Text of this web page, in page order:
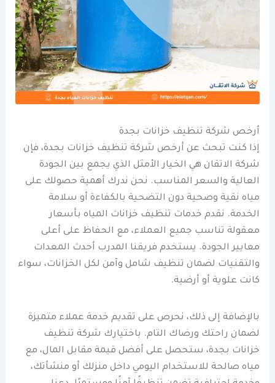
أرخص شركة تنظيف خزانات بجدة
إذا كنت تبحث عن أرخص شركة تنظيف خزانات بجدة، فإن
شركة الاتقان هي الخيار الأمثل الذي يجمع بين الجودة
العالية والسعر المناسب. نحن ندرك أهمية حصولك على
مياه نقية وصحية دون التضحية بالكفاءة أو سلامة
الخدمة. نقدم خدمات تنظيف خزانات المياه بأسعار
معقولة تناسب جميع العملاء، مع الحفاظ على أعلى
معايير الجودة. يستخدم فريقنا المدرب أحدث المعدات
والتقنيات لضمان تنظيف شامل وآمن لكل الخزانات، سواء
كانت علوية أو أرضية.
بالإضافة إلى ذلك، نحرص على تقديم خدمة عملاء متميزة
لضمان راحتك ورضاك التام. باختيارك شركة تنظيف
خزانات بجدة، ستحصل على أفضل قيمة مقابل المال، مع
مياه صالحة للاستخدام اليومي داخل منزلك أو منشأتك،